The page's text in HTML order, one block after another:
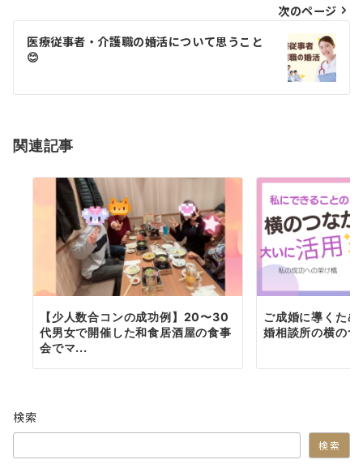
ビ
ゲ
シ
ン
次のページ
医療従事者・介護職の婚活について思うこと
😊
関連記事
【少人数合コンの成功例】20〜30
代男女で開催した和食居酒屋の食事
会でマ...
ご成婚に導くた
婚相談所の横の
検索
検索